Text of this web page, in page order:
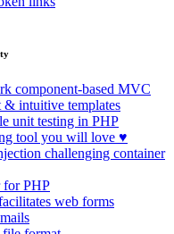
problém?
(poté stiskni E pro editaci)
s touto stránkou na GitHubu
component-based MVC
& intuitive templates
unit testing in PHP
tool you will love ♥
challenging container
for PHP
web forms